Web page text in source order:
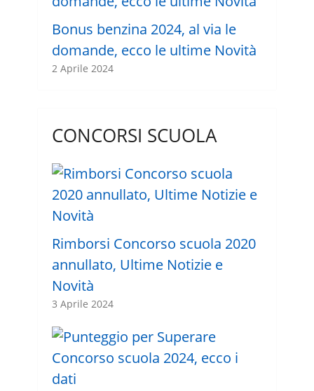
Bonus benzina 2024, al via le
domande, ecco le ultime Novità
2 Aprile 2024
CONCORSI SCUOLA
Rimborsi Concorso scuola 2020
annullato, Ultime Notizie e
Novità
3 Aprile 2024